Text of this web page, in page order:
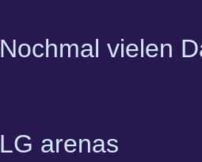
Nochmal vielen
LG arenas